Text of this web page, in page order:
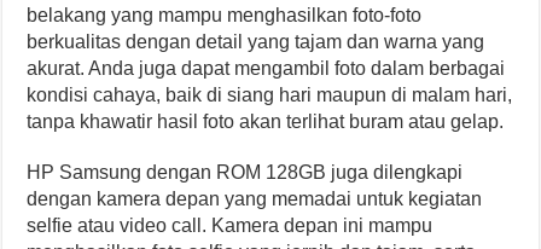
belakang yang mampu menghasilkan foto-foto
berkualitas dengan detail yang tajam dan warna yang
akurat. Anda juga dapat mengambil foto dalam berbagai
kondisi cahaya, baik di siang hari maupun di malam hari,
tanpa khawatir hasil foto akan terlihat buram atau gelap.
HP Samsung dengan ROM 128GB juga dilengkapi
dengan kamera depan yang memadai untuk kegiatan
selfie atau video call. Kamera depan ini mampu